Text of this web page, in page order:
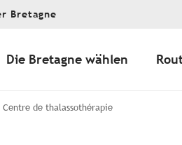
Bretagne
Die Bretagne wählen
de thalassothérapie